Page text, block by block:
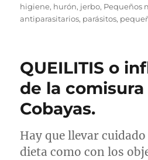
higiene, hurón, jerbo, Pequeños
antiparasitarios, parásitos,
QUEILITIS o
de la
Cobayas.
Hay que llevar
dieta como con los